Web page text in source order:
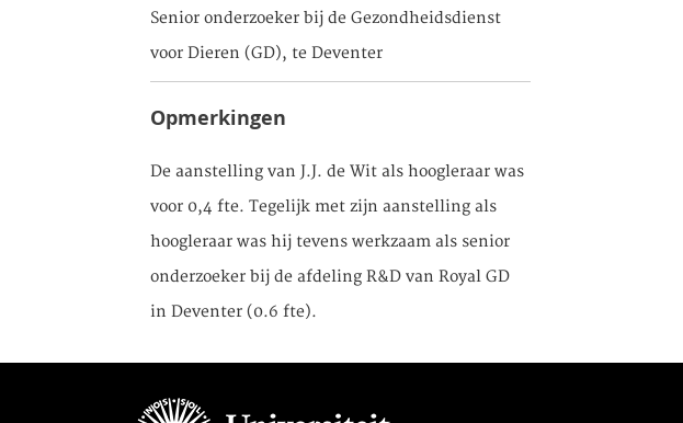
Senior onderzoeker bij de Gezondheidsdienst
voor Dieren (GD), te Deventer
Opmerkingen
De aanstelling van J.J. de Wit als hoogleraar was
voor 0,4 fte. Tegelijk met zijn aanstelling als
hoogleraar was hij tevens werkzaam als senior
onderzoeker bij de afdeling R&D van Royal GD
in Deventer (0.6 fte).